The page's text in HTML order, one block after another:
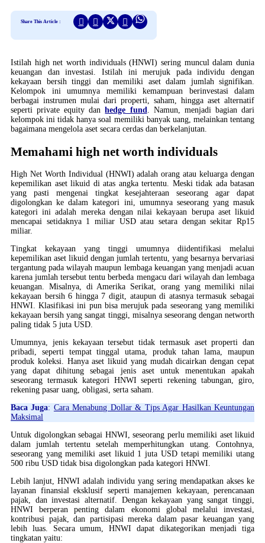
Share This Article :
Istilah high net worth individuals (HNWI) sering muncul dalam dunia
keuangan dan investasi. Istilah ini merujuk pada individu dengan
kekayaan bersih tinggi dan memiliki aset dalam jumlah signifikan.
Kelompok ini umumnya memiliki kemampuan berinvestasi dalam
berbagai instrumen mulai dari properti, saham, hingga aset alternatif
seperti private equity danhedge fund. Namun, menjadi bagian dari
kelompok ini tidak hanya soal memiliki banyak uang, melainkan tentang
bagaimana mengelola aset secara cerdas dan berkelanjutan.
Memahami high net worth individuals
High Net Worth Individual (HNWI) adalah orang atau keluarga dengan
kepemilikan aset likuid di atas angka tertentu. Meski tidak ada batasan
yang pasti mengenai tingkat kesejahteraan seseorang agar dapat
digolongkan ke dalam kategori ini, umumnya seseorang yang masuk
kategori ini adalah mereka dengan nilai kekayaan berupa aset likuid
mencapai setidaknya 1 miliar USD atau setara dengan sekitar Rp15
miliar.
Tingkat kekayaan yang tinggi umumnya diidentifikasi melalui
kepemilikan aset likuid dengan jumlah tertentu, yang besarnya bervariasi
tergantung pada wilayah maupun lembaga keuangan yang menjadi acuan
karena jumlah tersebut tentu berbeda mengacu dari wilayah dan lembaga
keuangan. Misalnya, di Amerika Serikat, orang yang memiliki nilai
kekayaan bersih 6 hingga 7 digit, ataupun di atasnya termasuk sebagai
HNWI. Klasifikasi ini pun bisa merujuk pada seseorang yang memiliki
kekayaan bersih yang sangat tinggi, misalnya seseorang dengan networth
paling tidak 5 juta USD.
Umumnya, jenis kekayaan tersebut tidak termasuk aset properti dan
pribadi, seperti tempat tinggal utama, produk tahan lama, maupun
produk koleksi. Hanya aset likuid yang mudah dicairkan dengan cepat
yang dapat dihitung sebagai jenis aset untuk menentukan apakah
seseorang termasuk kategori HNWI seperti rekening tabungan, giro,
rekening pasar uang, obligasi, serta saham.
Baca Juga: Cara Menabung Dollar & Tips Agar Hasilkan Keuntungan
Maksimal
Untuk digolongkan sebagai HNWI, seseorang perlu memiliki aset likuid
dalam jumlah tertentu setelah memperhitungkan utang. Contohnya,
seseorang yang memiliki aset likuid 1 juta USD tetapi memiliki utang
500 ribu USD tidak bisa digolongkan pada kategori HNWI.
Lebih lanjut, HNWI adalah individu yang sering mendapatkan akses ke
layanan finansial eksklusif seperti manajemen kekayaan, perencanaan
pajak, dan investasi alternatif. Dengan kekayaan yang sangat tinggi,
HNWI berperan penting dalam ekonomi global melalui investasi,
kontribusi pajak, dan partisipasi mereka dalam pasar keuangan yang
lebih luas. Secara umum, HNWI dapat dikategorikan menjadi tiga
tingkatan yaitu: